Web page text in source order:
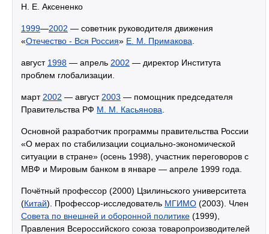
Н. Е. Аксененко
1999—2002 — советник руководителя движения
«Отечество - Вся Россия» Е. М. Примакова
август 1998 — апрель 2002 — директор Института
проблем глобализации.
март 2002 — август 2003 — помощник председателя
Правительства РФ М. М. Касьянова
Основной разработчик программы правительства России
«О мерах по стабилизации социально-экономической
ситуации в стране» (осень 1998), участник переговоров с
МВФ и Мировым банком в январе — апреле 1999 года.
Почётный профессор (2000) Цзилиньского университета
(Китай). Профессор-исследователь МГИМО (2003). Член
Совета по внешней и оборонной политике (1999),
Правления Всероссийского союза товаропроизводителей